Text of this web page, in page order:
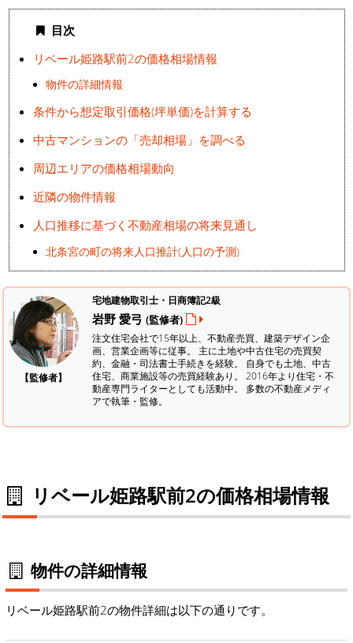
目次
リベール姫路駅前2の価格相場情報
物件の詳細情報
条件から想定取引価格(坪単価)を計算する
中古マンションの「売却相場」を調べる
周辺エリアの価格相場動向
近隣の物件情報
人口推移に基づく不動産相場の将来見通し
北条宮の町の将来人口推計(人口の予測)
【監修者】
宅地建物取引士・日商簿記2級
岩野 愛弓 (監修者)
注文住宅会社で15年以上、不動産売買、建築デザイン企
画、営業企画等に従事。 主に土地や中古住宅の売買契
約、金融・司法書士手続きを経験。 自身でも土地、中古
住宅、商業施設等の売買経験あり。 2016年より住宅・不
動産専門ライターとしても活動中。 多数の不動産メディ
アで執筆・監修。
リベール姫路駅前2の価格相場情報
物件の詳細情報
リベール姫路駅前2の物件詳細は以下の通りです。